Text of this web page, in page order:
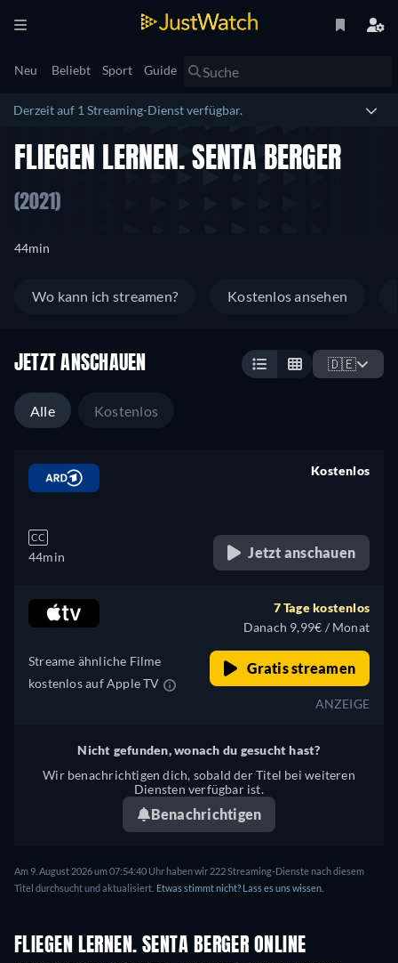
Neu Beliebt Sport Guide
Derzeit auf 1 Streaming-Dienst verfügbar.
FLIEGEN LERNEN. SENTA BERGER
(2021)
44min
Wo kann ich streamen? Kostenlos ansehen
JETZT ANSCHAUEN 🇩🇪
Alle Kostenlos
CC
44min
Kostenlos
Jetzt anschauen
Streame ähnliche Filme
kostenlos auf Apple TV
7 Tage kostenlos
Danach 9,99€ / Monat
Gratis streamen
ANZEIGE
Nicht gefunden, wonach du gesucht hast?
Wir benachrichtigen dich, sobald der Titel bei weiteren
Diensten verfügbar ist.
Benachrichtigen
Am 9. August 2026 um 07:54:40 Uhr haben wir 222 Streaming-Dienste nach diesem
Titel durchsucht und aktualisiert. Etwas stimmt nicht? Lass es uns wissen.
FLIEGEN LERNEN. SENTA BERGER ONLINE